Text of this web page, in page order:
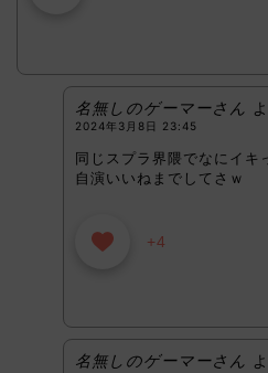
名無しのゲーマーさん
2024年3月8日 23:45
同じスプラ界隈でなにイキ
自演いいねまでしてさｗ
+4
名無しのゲーマーさん